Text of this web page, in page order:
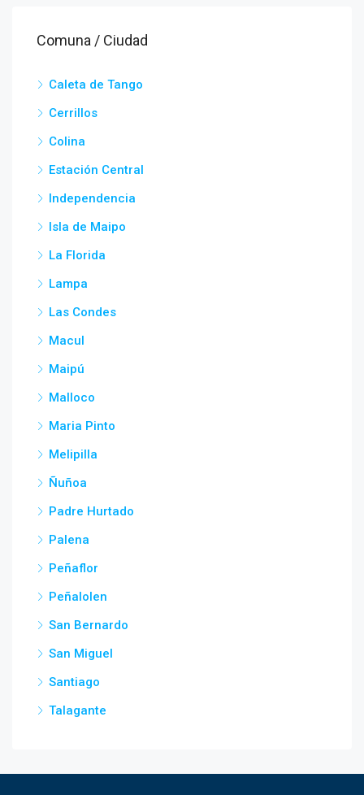
Comuna / Ciudad
Caleta de Tango
Cerrillos
Colina
Estación Central
Independencia
Isla de Maipo
La Florida
Lampa
Las Condes
Macul
Maipú
Malloco
Maria Pinto
Melipilla
Ñuñoa
Padre Hurtado
Palena
Peñaflor
Peñalolen
San Bernardo
San Miguel
Santiago
Talagante